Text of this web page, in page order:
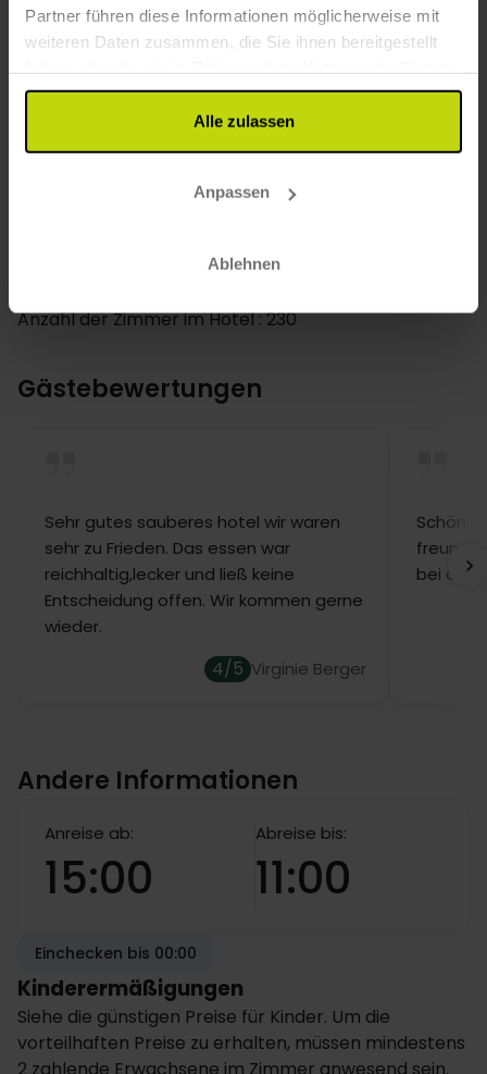
Partner führen diese Informationen möglicherweise mit
weiteren Daten zusammen, die Sie ihnen bereitgestellt
gesammelt haben.
Alle zulassen
Anpassen
Ablehnen
Vegetarische Gerichte verfügbar
Zimmer
tägliche Reinigung
Anzahl der Zimmer im Hotel : 230
Gästebewertungen
Sehr gutes sauberes hotel wir waren
sehr zu Frieden. Das essen war
reichhaltig,lecker und ließ keine
Entscheidung offen. Wir kommen gerne
wieder.
4/5 Virginie Berger
bei der
Andere Informationen
Anreise ab:
15:00
Abreise bis:
11:00
Einchecken bis 00:00
Kinderermäßigungen
Siehe die günstigen Preise für Kinder. Um die
vorteilhaften Preise zu erhalten, müssen mindestens